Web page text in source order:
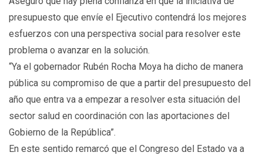
presupuesto que envíe el Ejecutivo contendrá los mejores
esfuerzos con una perspectiva social para resolver este
problema o avanzar en la solución.
“Ya el gobernador Rubén Rocha Moya ha dicho de manera
pública su compromiso de que a partir del presupuesto del
año que entra va a empezar a resolver esta situación del
sector salud en coordinación con las aportaciones del
Gobierno de la República”.
En este sentido remarcó que el Congreso del Estado va a